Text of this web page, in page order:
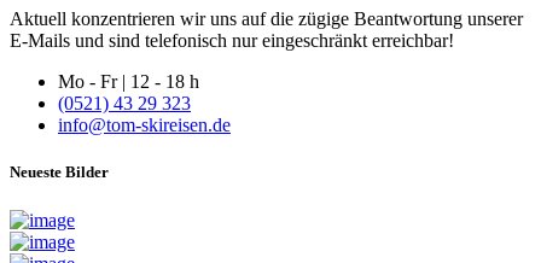
Aktuell konzentrieren wir uns auf die zügige Beantwortung unserer
E-Mails und sind telefonisch nur eingeschränkt erreichbar!
Mo - Fr | 12 - 18 h
(0521) 43 29 323
info@tom-skireisen.de
Neueste Bilder